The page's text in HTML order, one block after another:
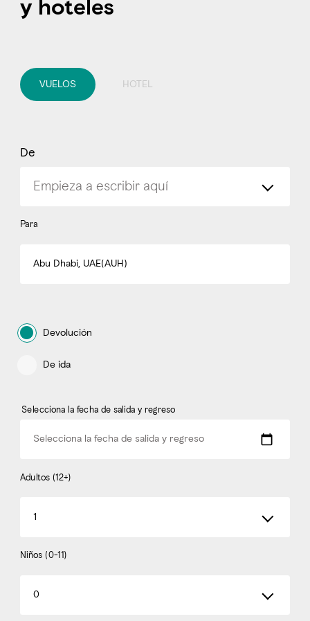
y hoteles
VUELOS HOTEL
De
Para
Abu Dhabi, UAE(AUH)
Devolución
De ida
Selecciona la fecha de salida y regreso
Selecciona la fecha de salida y regreso
Adultos (12+)
1
Niños (0-11)
0